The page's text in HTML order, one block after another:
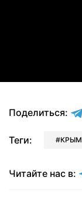
Поделиться:
Теги: КРЫМ
Читайте нас в: